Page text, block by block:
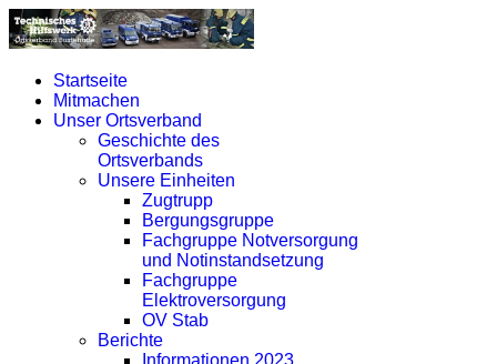
Startseite
Mitmachen
Unser Ortsverband
Geschichte des
Ortsverbands
Unsere Einheiten
Zugtrupp
Bergungsgruppe
Fachgruppe Notversorgung
und Notinstandsetzung
Fachgruppe
Elektroversorgung
OV Stab
Berichte
Informationen 2023